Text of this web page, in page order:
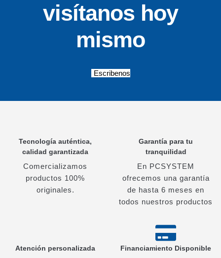
visítanos hoy
mismo
Escribenos
Tecnología auténtica,
calidad garantizada
Comercializamos
productos 100%
originales.
Garantía para tu
tranquilidad
En PCSYSTEM
ofrecemos una garantía
de hasta 6 meses en
todos nuestros productos
Atención personalizada Financiamiento Disponible